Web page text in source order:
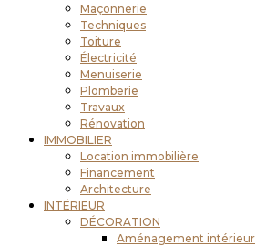
Maçonnerie
Techniques
Toiture
Électricité
Menuiserie
Plomberie
Travaux
Rénovation
IMMOBILIER
Location immobilière
Financement
Architecture
INTÉRIEUR
DÉCORATION
Aménagement intérieur